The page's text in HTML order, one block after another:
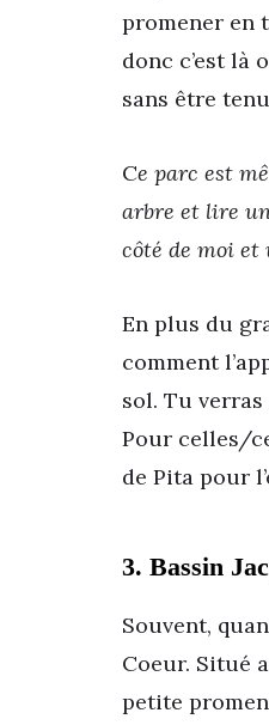
promener en
donc c’est là
sans être
Ce parc est
arbre et lire un
côté de moi et
En plus du
comment
sol. Tu
Pour celles/
de Pita pour
3. Bassin
Souvent,
Coeur. Situé
petite